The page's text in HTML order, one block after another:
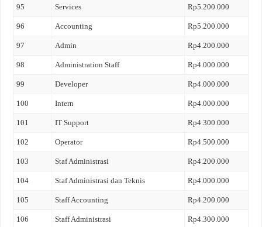
95 Services Rp5.200.000
96 Accounting Rp5.200.000
97 Admin Rp4.200.000
98 Administration Staff Rp4.000.000
99 Developer Rp4.000.000
100 Intern Rp4.000.000
101 IT Support Rp4.300.000
102 Operator Rp4.500.000
103 Staf Administrasi Rp4.200.000
104 Staf Administrasi dan Teknis Rp4.000.000
105 Staff Accounting Rp4.200.000
106 Staff Administrasi Rp4.300.000